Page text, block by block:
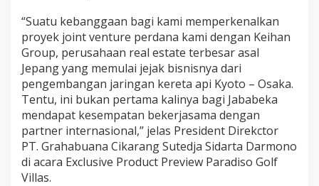
“Suatu kebanggaan bagi kami memperkenalkan
proyek joint venture perdana kami dengan Keihan
Group, perusahaan real estate terbesar asal
Jepang yang memulai jejak bisnisnya dari
pengembangan jaringan kereta api Kyoto – Osaka.
Tentu, ini bukan pertama kalinya bagi Jababeka
mendapat kesempatan bekerjasama dengan
partner internasional,” jelas President Direkctor
PT. Grahabuana Cikarang Sutedja Sidarta Darmono
di acara Exclusive Product Preview Paradiso Golf
Villas.